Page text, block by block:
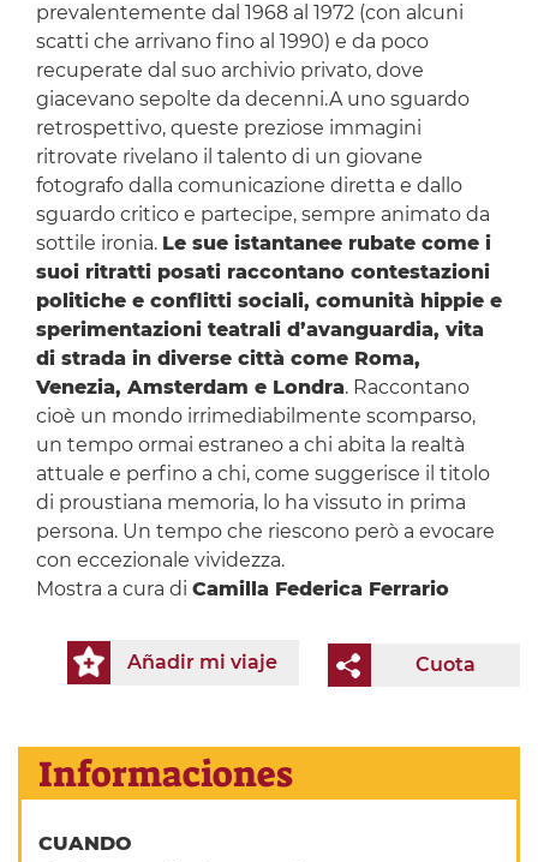
prevalentemente dal 1968 al 1972 (con alcuni
scatti che arrivano fino al 1990) e da poco
recuperate dal suo archivio privato, dove
giacevano sepolte da decenni.A uno sguardo
retrospettivo, queste preziose immagini
ritrovate rivelano il talento di un giovane
fotografo dalla comunicazione diretta e dallo
sguardo critico e partecipe, sempre animato da
sottile ironia. Le sue istantanee rubate come i
suoi ritratti posati raccontano contestazioni
politiche e conflitti sociali, comunità hippie e
sperimentazioni teatrali d’avanguardia, vita
di strada in diverse città come Roma,
Venezia, Amsterdam e Londra. Raccontano
cioè un mondo irrimediabilmente scomparso,
un tempo ormai estraneo a chi abita la realtà
attuale e perfino a chi, come suggerisce il titolo
di proustiana memoria, lo ha vissuto in prima
persona. Un tempo che riescono però a evocare
con eccezionale vividezza.
Mostra a cura di Camilla Federica Ferrario
Cuota
Añadir mi viaje
Informaciones
CUANDO